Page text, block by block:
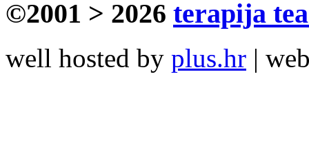
©2001 > 2026 terapija
well hosted by plus.hr |